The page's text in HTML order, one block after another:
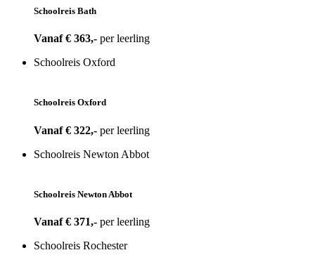
Schoolreis Bath
Vanaf € 363,- per leerling
Schoolreis Oxford
Schoolreis Oxford
Vanaf € 322,- per leerling
Schoolreis Newton Abbot
Schoolreis Newton Abbot
Vanaf € 371,- per leerling
Schoolreis Rochester